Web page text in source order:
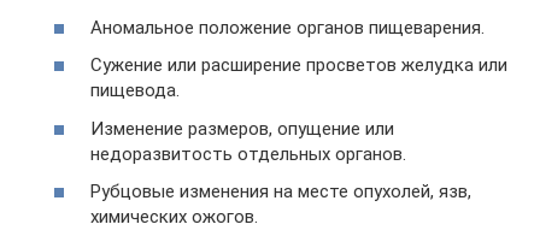
Аномальное положение органов пищеварения.
Сужение или расширение просветов желудка или
пищевода.
Изменение размеров, опущение или
недоразвитость отдельных органов.
Рубцовые изменения на месте опухолей, язв,
химических ожогов.